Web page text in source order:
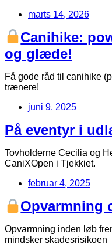
marts 14, 2026
Canihike:
og glæde!
Få gode råd til canihike
trænere!
juni 9, 2025
På eventyr i
Tovholderne Cecilia og
CaniXOpen i Tjekkiet.
februar 4, 2025
Opvarmning
Opvarmning inden løb
mindsker skadesrisikoen